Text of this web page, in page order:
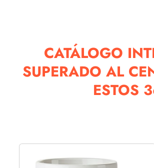
CATÁLOGO
SUPERADO AL
ESTOS